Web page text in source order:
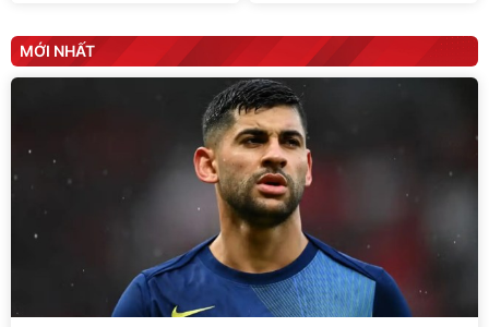
MỚI NHẤT